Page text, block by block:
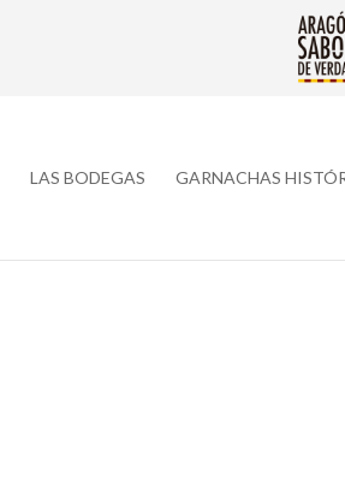
LAS BODEGAS GARNACHAS